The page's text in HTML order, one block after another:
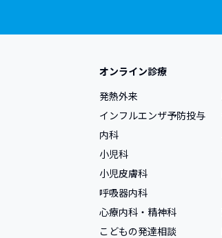
オンライン診療
発熱外来
インフルエンザ予防投与
内科
小児科
小児皮膚科
呼吸器内科
心療内科・精神科
こどもの発達相談